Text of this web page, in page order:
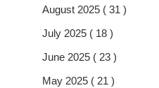
August 2025 ( 31 )
July 2025 ( 18 )
June 2025 ( 23 )
May 2025 ( 21 )